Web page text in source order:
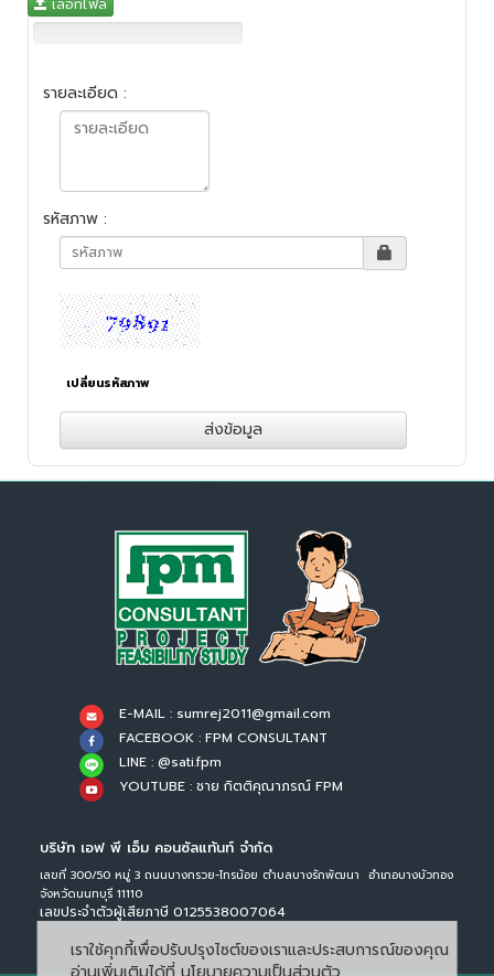
เลือกไฟล์
รายละเอียด :
รหัสภาพ:
เปลี่ยนรหัสภาพ
ส่งข้อมูล
E-MAIL : sumrej2011@gmail.com
FACEBOOK : FPM CONSULTANT
LINE : @sati.fpm
YOUTUBE : ชาย กิตติคุณาภรณ์ FPM
บริษัท เอฟ พี เอ็ม คอนซัลแท้นท์ จำกัด
เลขที่ 300/50 หมู่ 3 ถนนบางกรวย-ไทรน้อย ตำบลบางรักพัฒนา อำเภอบางบัวทอง
จังหวัดนนทบุรี 11110
เลขประจำตัวผู้เสียภาษี 0125538007064
เราใช้คุกกี้เพื่อปรับปรุงไซต์ของเราและประสบการณ์ของคุณ